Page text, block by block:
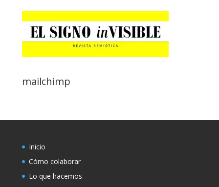
mailchimp
Inicio
Cómo colaborar
Lo que hacemos